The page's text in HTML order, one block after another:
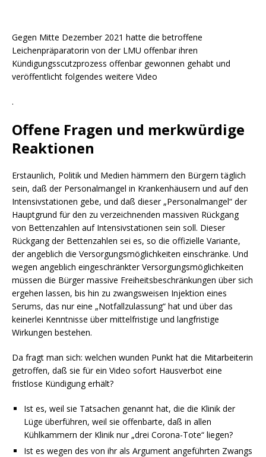
Gegen Mitte Dezember 2021 hatte die betroffene
Leichenpräparatorin von der LMU offenbar ihren
Kündigungsscutzprozess offenbar gewonnen gehabt und
veröffentlicht folgendes weitere Video
.
Offene Fragen und merkwürdige
Reaktionen
Erstaunlich, Politik und Medien hämmern den Bürgern täglich
sein, daß der Personalmangel in Krankenhäusern und auf den
Intensivstationen gebe, und daß dieser „Personalmangel“ der
Hauptgrund für den zu verzeichnenden massiven Rückgang
von Bettenzahlen auf Intensivstationen sein soll. Dieser
Rückgang der Bettenzahlen sei es, so die offizielle Variante,
der angeblich die Versorgungsmöglichkeiten einschränke. Und
wegen angeblich eingeschränkter Versorgungsmöglichkeiten
müssen die Bürger massive Freiheitsbeschränkungen über sich
ergehen lassen, bis hin zu zwangsweisen Injektion eines
Serums, das nur eine „Notfallzulassung“ hat und über das
keinerlei Kenntnisse über mittelfristige und langfristige
Wirkungen bestehen.
Da fragt man sich: welchen wunden Punkt hat die Mitarbeiterin
getroffen, daß sie für ein Video sofort Hausverbot eine
fristlose Kündigung erhält?
Ist es, weil sie Tatsachen genannt hat, die die Klinik der
Lüge überführen, weil sie offenbarte, daß in allen
Kühlkammern der Klinik nur „drei Corona-Tote“ liegen?
Ist es wegen des von ihr als Argument angeführten Zwangs